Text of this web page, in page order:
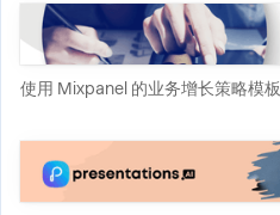
使用 Mixpanel 的业务增长策略模板